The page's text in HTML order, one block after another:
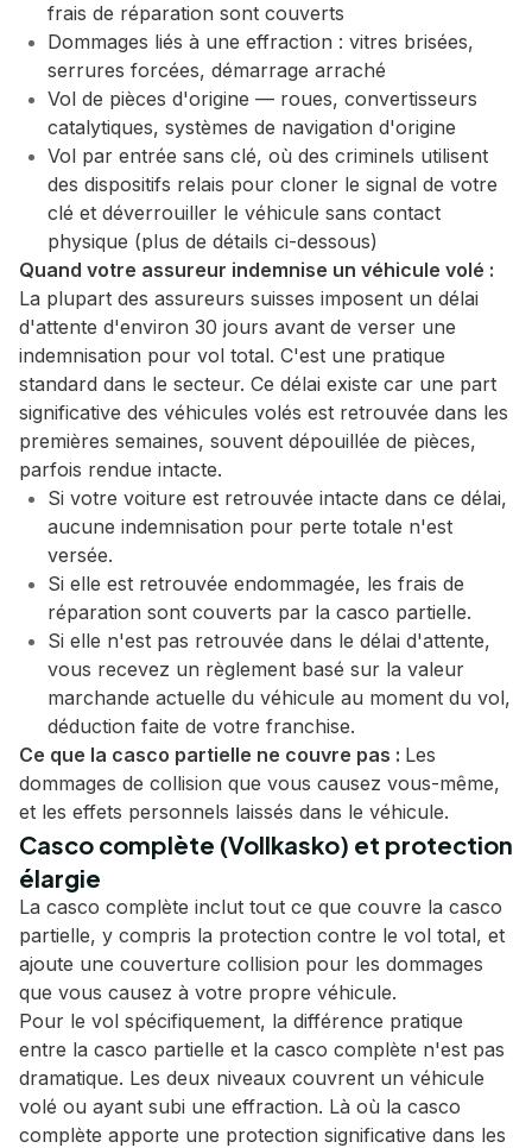
frais de réparation sont couverts
Dommages liés à une effraction : vitres brisées,
serrures forcées, démarrage arraché
Vol de pièces d'origine — roues, convertisseurs
catalytiques, systèmes de navigation d'origine
Vol par entrée sans clé, où des criminels utilisent
des dispositifs relais pour cloner le signal de votre
clé et déverrouiller le véhicule sans contact
physique (plus de détails ci-dessous)
Quand votre assureur indemnise un véhicule volé :
La plupart des assureurs suisses imposent un délai
d'attente d'environ 30 jours avant de verser une
indemnisation pour vol total. C'est une pratique
standard dans le secteur. Ce délai existe car une part
significative des véhicules volés est retrouvée dans les
premières semaines, souvent dépouillée de pièces,
parfois rendue intacte.
Si votre voiture est retrouvée intacte dans ce délai,
aucune indemnisation pour perte totale n'est
versée.
Si elle est retrouvée endommagée, les frais de
réparation sont couverts par la casco partielle.
Si elle n'est pas retrouvée dans le délai d'attente,
vous recevez un règlement basé sur la valeur
marchande actuelle du véhicule au moment du vol,
déduction faite de votre franchise.
Ce que la casco partielle ne couvre pas : Les
dommages de collision que vous causez vous-même,
et les effets personnels laissés dans le véhicule.
Casco complète (Vollkasko) et protection
élargie
La casco complète inclut tout ce que couvre la casco
partielle, y compris la protection contre le vol total, et
ajoute une couverture collision pour les dommages
que vous causez à votre propre véhicule.
Pour le vol spécifiquement, la différence pratique
entre la casco partielle et la casco complète n'est pas
dramatique. Les deux niveaux couvrent un véhicule
volé ou ayant subi une effraction. Là où la casco
complète apporte une protection significative dans les